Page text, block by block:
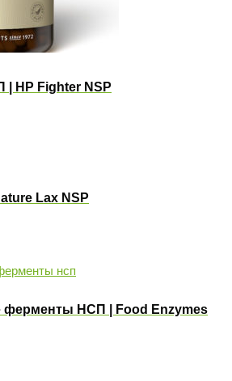
HP Fighter NSP
Lax NSP
НСП | Food Enzymes